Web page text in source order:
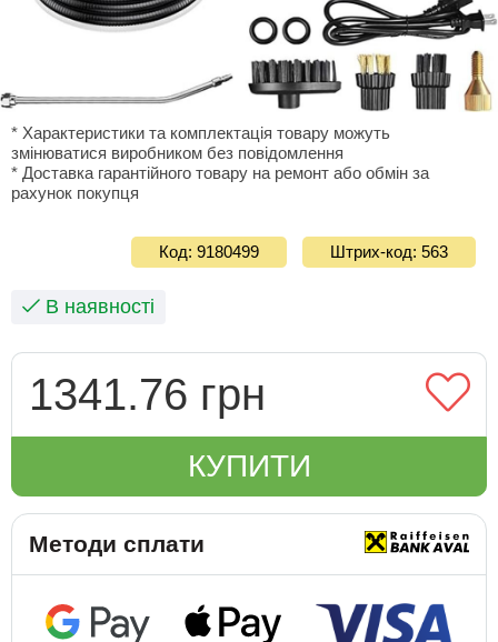
* Характеристики та комплектація товару можуть
змінюватися виробником без повідомлення
* Доставка гарантiйного товару на ремонт або обмiн за
рахунок покупця
Код: 9180499 Штрих-код: 563
В наявності
1341.76 грн
КУПИТИ
Методи сплати